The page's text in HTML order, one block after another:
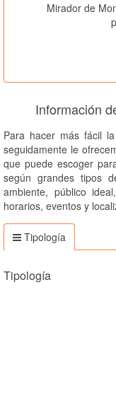
Mirador de
Información
Para hacer más fácil
seguidamente le
que puede escoger
según grandes tipos
ambiente, público
horarios, eventos y
Tipología
Tipología